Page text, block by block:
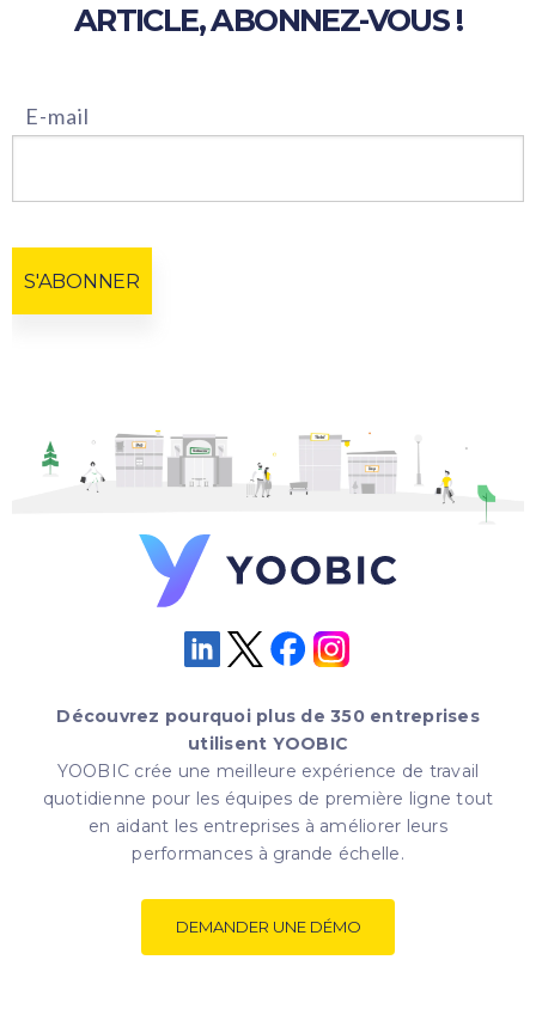
ARTICLE, ABONNEZ-VOUS !
E-mail
Découvrez pourquoi plus de 350 entreprises
utilisent YOOBIC
YOOBIC crée une meilleure expérience de travail
quotidienne pour les équipes de première ligne tout
en aidant les entreprises à améliorer leurs
performances à grande échelle.
DEMANDER UNE DÉMO